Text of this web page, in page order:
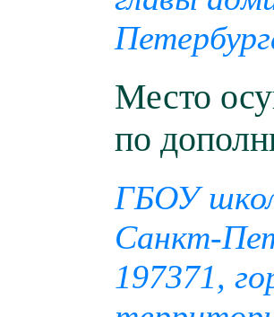
Место
по
ГБОУ
Санкт-
197371,